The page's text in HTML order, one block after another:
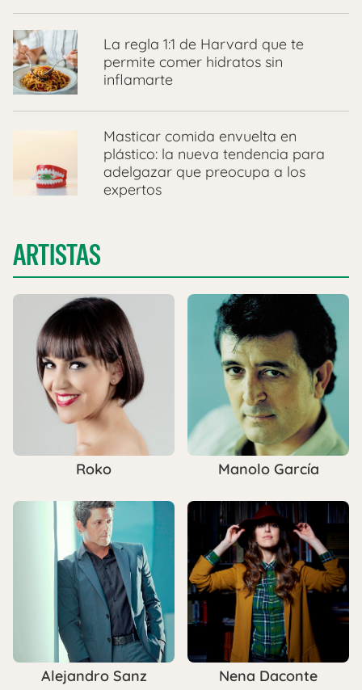
La regla 1:1 de Harvard que te
permite comer hidratos sin
inflamarte
Masticar comida envuelta en
plástico: la nueva tendencia para
adelgazar que preocupa a los
expertos
ARTISTAS
Roko Manolo García
Alejandro Sanz Nena Daconte